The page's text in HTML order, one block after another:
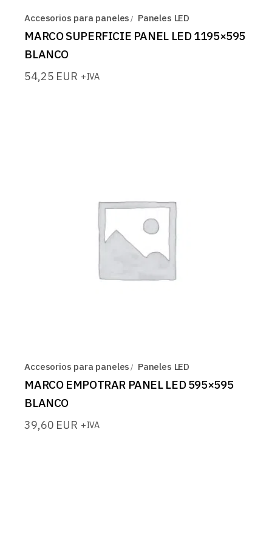
Accesorios para paneles Paneles LED
MARCO SUPERFICIE PANEL LED 1195×595
BLANCO
54,25 EUR +IVA
Accesorios para paneles Paneles LED
MARCO EMPOTRAR PANEL LED 595×595
BLANCO
39,60 EUR +IVA